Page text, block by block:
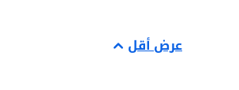
بعد المنصة أ
JLG E400يُعد خيارًا عمليًا.عرض أقل